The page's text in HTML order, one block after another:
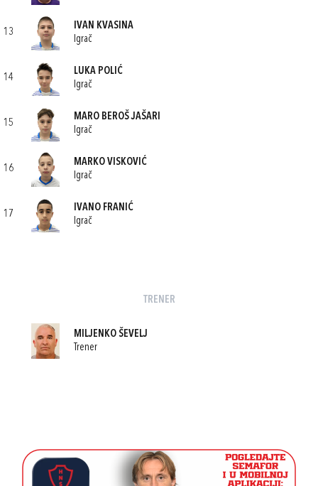
13
IVAN KVASINA
Igrač
14
LUKA POLIĆ
Igrač
15
MARO BEROŠ JAŠARI
Igrač
16
MARKO VISKOVIĆ
Igrač
17
IVANO FRANIĆ
Igrač
TRENER
MILJENKO ŠEVELJ
Trener